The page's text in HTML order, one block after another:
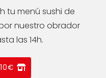
tu menú sushi de
nuestro obrador
las 14h.